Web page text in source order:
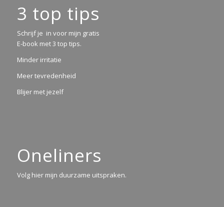
3 top tips
Schrijf je in voor mijn gratis
E-book met 3 top tips.
Minder irritatie
Meer tevredenheid
Blijer met jezelf
Oneliners
Volg hier mijn duurzame uitspraken.